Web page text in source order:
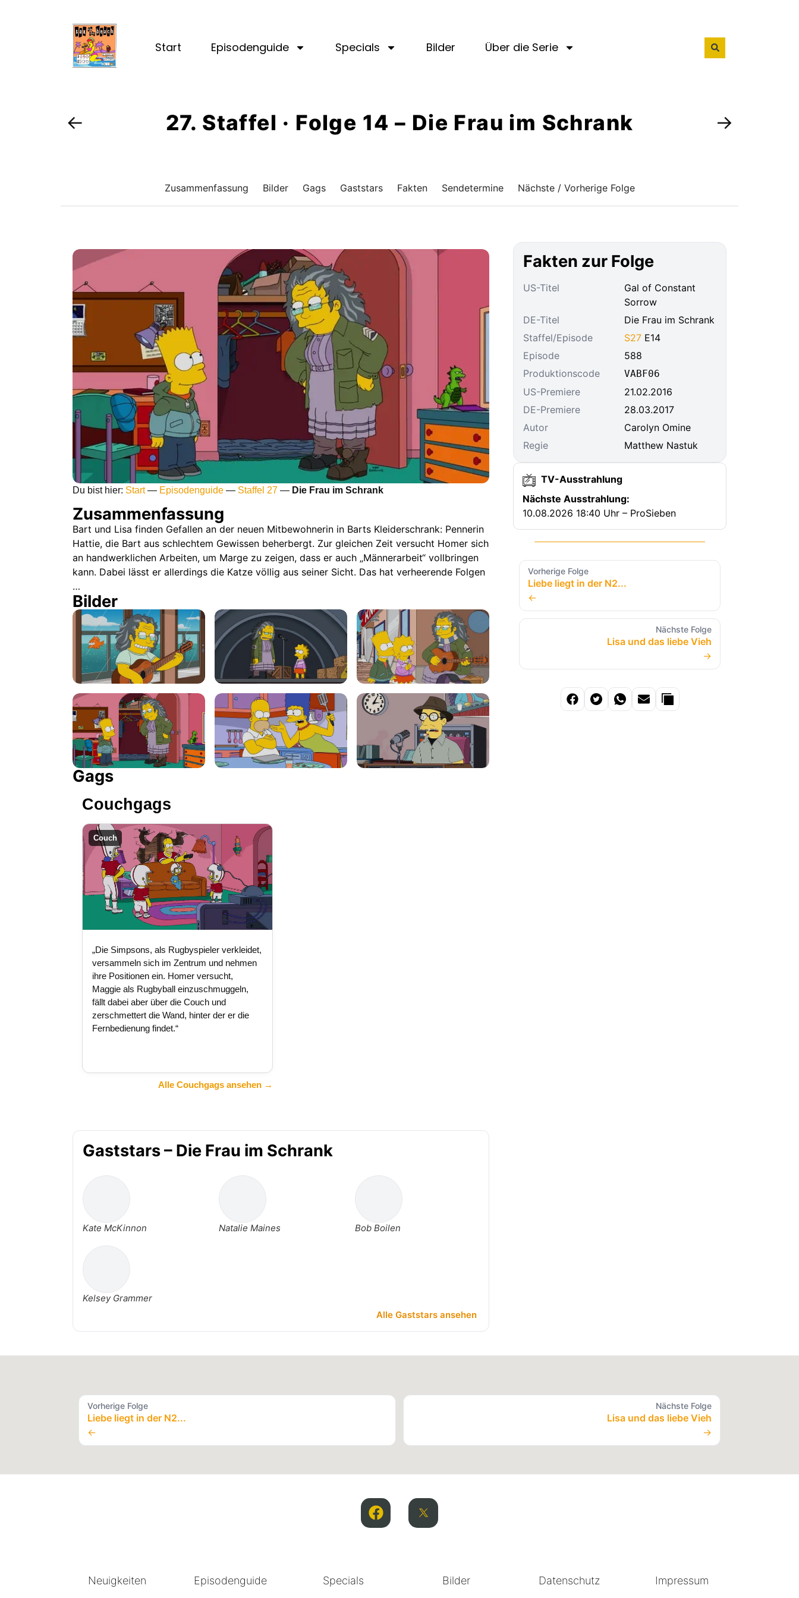
Start Episodenguide Specials Bilder Über die Serie
← 27. Staffel · Folge 14 – Die Frau im Schrank →
Zusammenfassung Bilder Gags Gaststars Fakten Sendetermine Nächste / Vorherige Folge
Du bist hier: Start— Episodenguide — Staffel 27 — Die Frau im Schrank
Zusammenfassung
Bart und Lisa finden Gefallen an der neuen Mitbewohnerin in Barts Kleiderschrank: Pennerin
Hattie, die Bart aus schlechtem Gewissen beherbergt. Zur gleichen Zeit versucht Homer sich
an handwerklichen Arbeiten, um Marge zu zeigen, dass er auch „Männerarbeit“ vollbringen
kann. Dabei lässt er allerdings die Katze völlig aus seiner Sicht. Das hat verheerende Folgen
…
Bilder
Gags
Couchgags
Couch
„Die Simpsons, als Rugbyspieler verkleidet,
versammeln sich im Zentrum und nehmen
ihre Positionen ein. Homer versucht,
Maggie als Rugbyball einzuschmuggeln,
fällt dabei aber über die Couch und
zerschmettert die Wand, hinter der er die
Fernbedienung findet.“
Alle Couchgags ansehen →
Gaststars – Die Frau im Schrank
Kate McKinnon Natalie Maines Bob Boilen
Kelsey Grammer
Alle Gaststars ansehen
Fakten zur Folge
US-Titel
Gal of Constant
Sorrow
DE-Titel
Die Frau im Schrank
Staffel/Episode
S27 E14
Episode
588
Produktionscode
VABF06
US-Premiere
21.02.2016
DE-Premiere
28.03.2017
Autor
Carolyn Omine
Regie
Matthew Nastuk
TV-Ausstrahlung
Nächste Ausstrahlung:
10.08.2026 18:40 Uhr – ProSieben
Vorherige Folge
Liebe liegt in der N2...
←
Nächste Folge
Lisa und das liebe Vieh
→
Vorherige Folge
Liebe liegt in der N2...
←
Nächste Folge
Lisa und das liebe Vieh
→
Neuigkeiten Episodenguide Specials Bilder Datenschutz Impressum